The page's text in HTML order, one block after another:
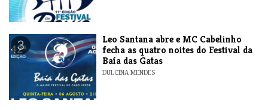
3
​Leo Santana abre e MC Cabelinho
fecha as quatro noites do Festival da
Baía das Gatas
DULCINA MENDES